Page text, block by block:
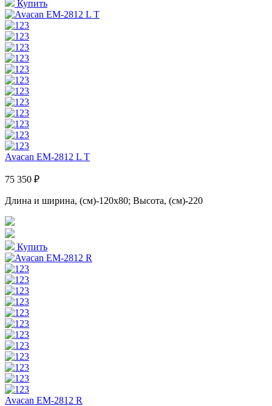
Купить
Avacan EM-2812 L T
75 350 ₽
Длина и ширина, (см)-120x80; Высота, (см)-220
Купить
Avacan EM-2812 R